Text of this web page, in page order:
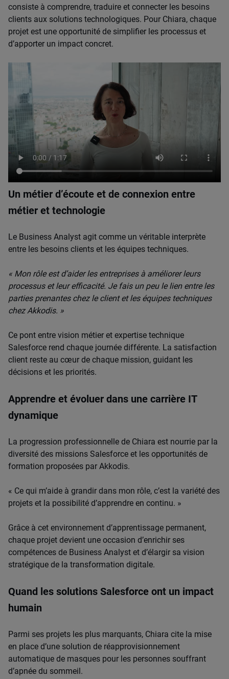
consiste à comprendre, traduire et connecter les besoins
clients aux solutions technologiques. Pour Chiara, chaque
projet est une opportunité de simplifier les processus et
d’apporter un impact concret.
Un métier d’écoute et de connexion entre
métier et technologie
Le Business Analyst agit comme un véritable interprète
entre les besoins clients et les équipes techniques.
« Mon rôle est d’aider les entreprises à améliorer leurs
processus et leur efficacité. Je fais un peu le lien entre les
parties prenantes chez le client et les équipes techniques
chez Akkodis. »
Ce pont entre vision métier et expertise technique
Salesforce rend chaque journée différente. La satisfaction
client reste au cœur de chaque mission, guidant les
décisions et les priorités.
Apprendre et évoluer dans une carrière IT
dynamique
La progression professionnelle de Chiara est nourrie par la
diversité des missions Salesforce et les opportunités de
formation proposées par Akkodis.
« Ce qui m’aide à grandir dans mon rôle, c’est la variété des
projets et la possibilité d’apprendre en continu. »
Grâce à cet environnement d’apprentissage permanent,
chaque projet devient une occasion d’enrichir ses
compétences de Business Analyst et d’élargir sa vision
stratégique de la transformation digitale.
Quand les solutions Salesforce ont un impact
humain
Parmi ses projets les plus marquants, Chiara cite la mise
en place d’une solution de réapprovisionnement
automatique de masques pour les personnes souffrant
d’apnée du sommeil.